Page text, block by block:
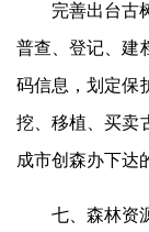
完善出台古
普查、登记、建
码信息，划定保
挖、移植、买卖
成市创森办下达
七、森林资